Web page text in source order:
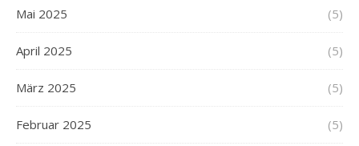
Mai 2025 (5)
April 2025 (5)
März 2025 (5)
Februar 2025 (5)